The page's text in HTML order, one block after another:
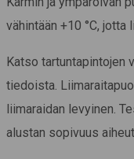
vähintään +10 °C,
Katso
tiedoista.
liimaraidan levyinen.
alustan sopivuus